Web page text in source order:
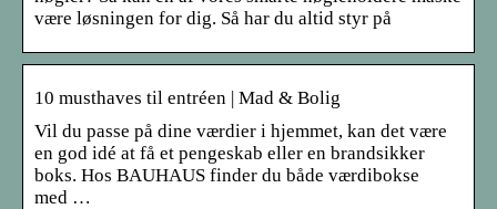
være løsningen for dig. Så har du altid styr på
10 musthaves til entréen | Mad & Bolig
Vil du passe på dine værdier i hjemmet, kan det være
en god idé at få et pengeskab eller en brandsikker
boks. Hos BAUHAUS finder du både værdibokse
med …